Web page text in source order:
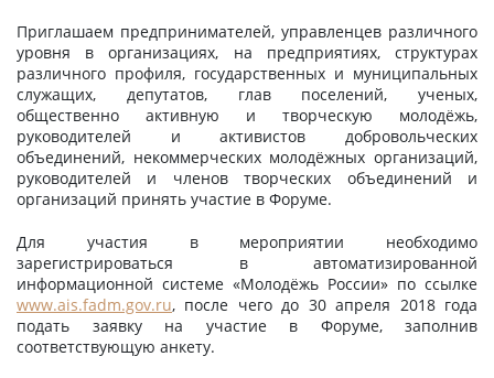
Приглашаем предпринимателей, управленцев различного
уровня в организациях, на предприятиях, структурах
различного профиля, государственных и муниципальных
служащих, депутатов, глав поселений, ученых,
общественно активную и творческую молодёжь,
руководителей и активистов добровольческих
объединений, некоммерческих молодёжных организаций,
руководителей и членов творческих объединений и
организаций принять участие в Форуме.
Для участия в мероприятии необходимо
зарегистрироваться в автоматизированной
информационной системе «Молодёжь России» по ссылке
www.ais.fadm.gov.ru, после чего до 30 апреля 2018 года
подать заявку на участие в Форуме, заполнив
соответствующую анкету.